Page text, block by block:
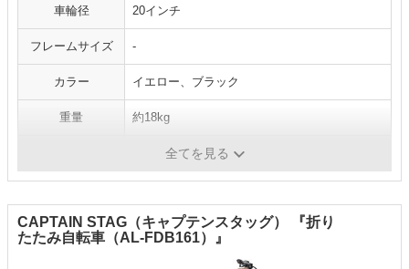
車輪径 20インチ
フレームサイズ -
カラー イエロー、ブラック
重量 約18kg
全てを見る
CAPTAIN STAG（キャプテンスタッグ） 『折り
たたみ自転車（AL-FDB161）』